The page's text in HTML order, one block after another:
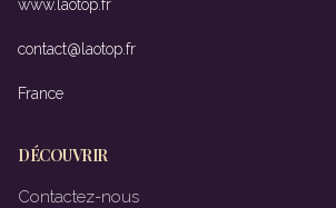
www.laotop.fr
contact@laotop.fr
France
DÉCOUVRIR
Contactez-nous